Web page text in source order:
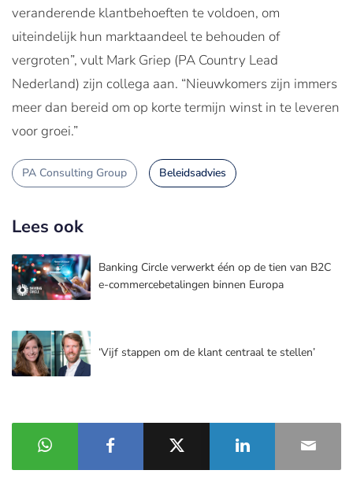
veranderende klantbehoeften te voldoen, om
uiteindelijk hun marktaandeel te behouden of
vergroten”, vult Mark Griep (PA Country Lead
Nederland) zijn collega aan. “Nieuwkomers zijn immers
meer dan bereid om op korte termijn winst in te leveren
voor groei.”
PA Consulting Group Beleidsadvies
Lees ook
Banking Circle verwerkt één op de tien van B2C
e-commercebetalingen binnen Europa
‘Vijf stappen om de klant centraal te stellen’